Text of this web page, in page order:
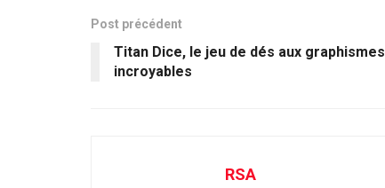
Post précédent
Titan Dice, le jeu de dés aux graphismes
incroyables
RSA